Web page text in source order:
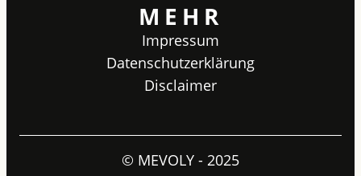
MEHR
Impressum
Datenschutzerklärung
Disclaimer
© MEVOLY - 2025